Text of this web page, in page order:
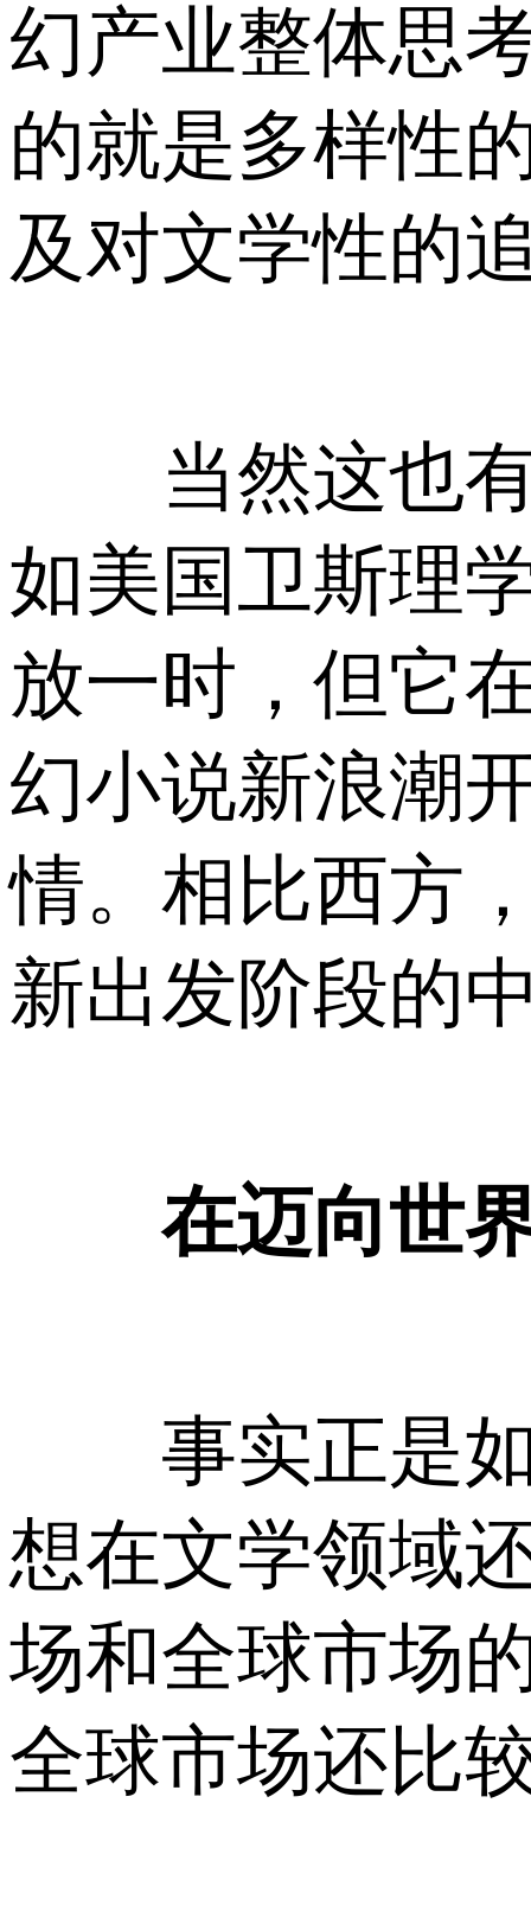
幻产业整体思
的就是多样性
及对文学性的
当然这也有
如美国卫斯理
放一时，但它
幻小说新浪潮
情。相比西方
新出发阶段的
在迈向世
事实正是如
想在文学领域
场和全球市场
全球市场还比